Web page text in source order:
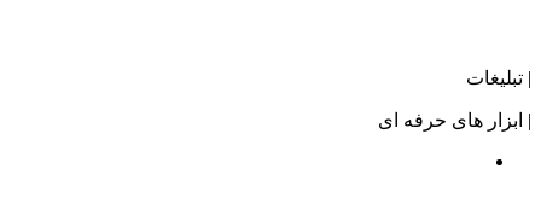
| تبلیغات
| ابزار های حرفه ای